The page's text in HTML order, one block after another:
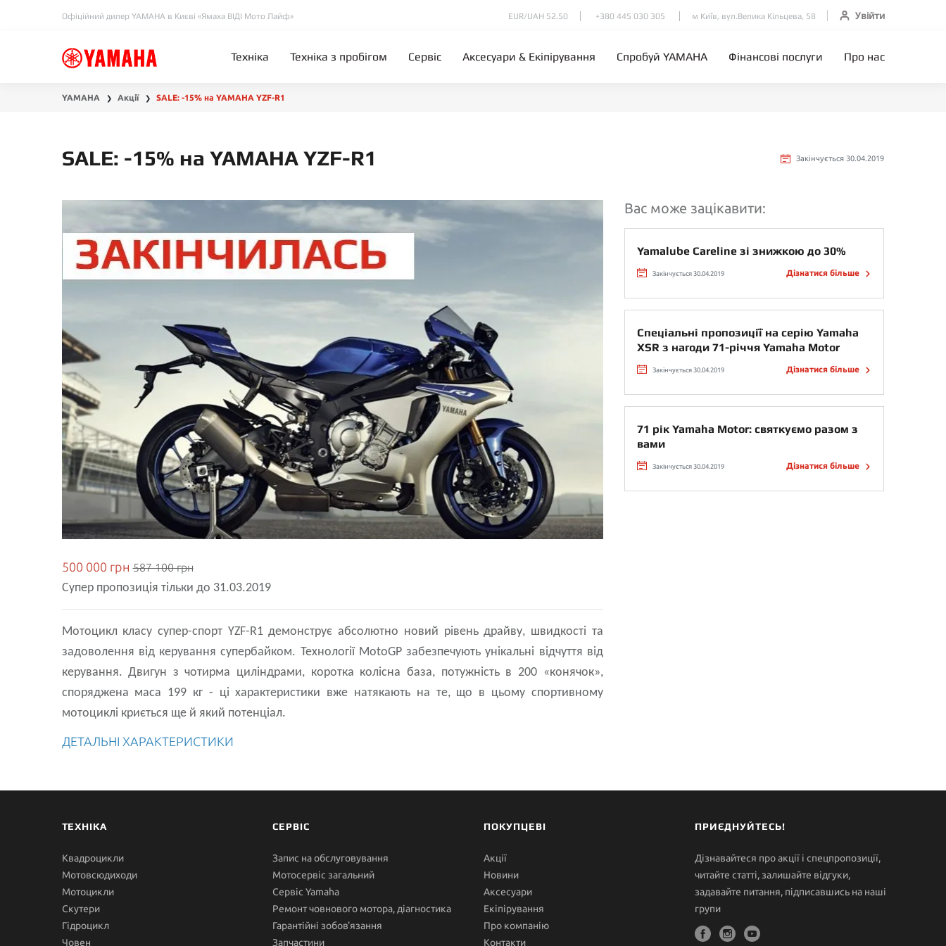
Офіційний дилер YAMAHA в Києві «Ямаха ВІДІ Мото Лайф» EUR/UAH 52.50 +380 445 030 305 м Київ, вул.Велика Кільцева, 58 Увійти
Техніка Техніка з пробігом Сервіс Аксесуари & Екіпірування Спробуй YAMAHA Фінансові послуги Про нас
YAMAHA ❯ Акції ❯ SALE: -15% на YAMAHA YZF-R1
SALE: -15% на YAMAHA YZF-R1 Закінчується 30.04.2019
500 000 грн 587 100 грн
Супер пропозиція тільки до 31.03.2019
Мотоцикл класу супер-спорт YZF-R1 демонструє абсолютно новий рівень драйву, швидкості та
задоволення від керування супербайком. Технології MotoGP забезпечують унікальні відчуття від
керування. Двигун з чотирма циліндрами, коротка колісна база, потужність в 200 «конячок»,
споряджена маса 199 кг - ці характеристики вже натякають на те, що в цьому спортивному
мотоциклі криється ще й який потенціал.
ДЕТАЛЬНІ ХАРАКТЕРИСТИКИ
Вас може зацікавити:
Yamalube Careline зі знижкою до 30%
Закінчується 30.04.2019 Дізнатися більше
Спеціальні пропозиції на серію Yamaha
XSR з нагоди 71-річчя Yamaha Motor
Закінчується 30.04.2019 Дізнатися більше
71 рік Yamaha Motor: святкуємо разом з
вами
Закінчується 30.04.2019 Дізнатися більше
ТЕХНІКА
Квадроцикли
Мотовсюдиходи
Мотоцикли
Скутери
Гідроцикл
Човен
СЕРВІС
Запис на обслуговування
Мотосервіс загальний
Сервіс Yamaha
Ремонт човнового мотора, діагностика
Гарантійні зобов'язання
Запчастини
ПОКУПЦЕВІ
Акції
Новини
Аксесуари
Екіпірування
Про компанію
Контакти
ПРИЄДНУЙТЕСЬ!
Дізнавайтеся про акції і спецпропозиції,
читайте статті, залишайте відгуки,
задавайте питання, підписавшись на наші
групи